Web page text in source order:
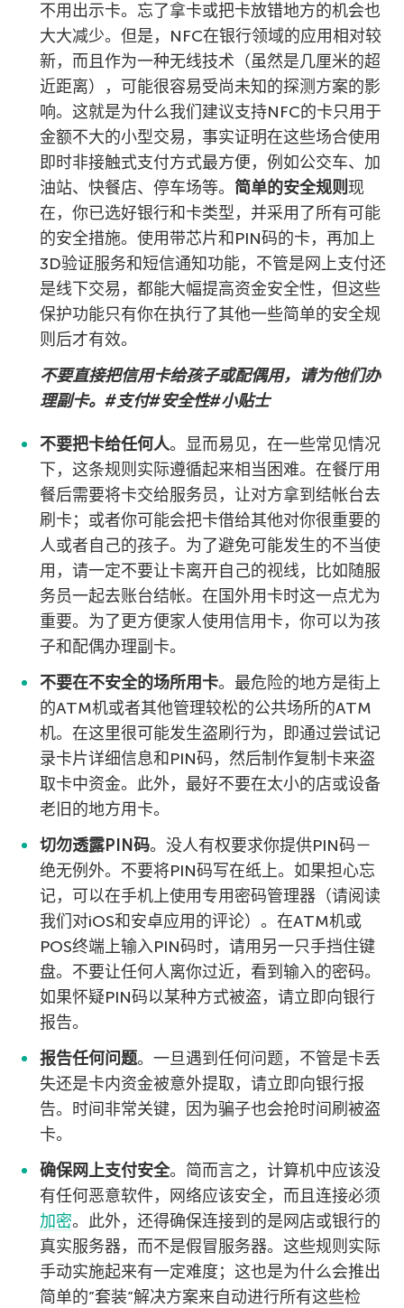
不用出示卡。忘了拿卡或把卡放错地方的机会也
大大减少。但是，NFC在银行领域的应用相对较
新，而且作为一种无线技术（虽然是几厘米的超
近距离），可能很容易受尚未知的探测方案的影
响。这就是为什么我们建议支持NFC的卡只用于
金额不大的小型交易，事实证明在这些场合使用
即时非接触式支付方式最方便，例如公交车、加
油站、快餐店、停车场等。 简单的安全规则现
在，你已选好银行和卡类型，并采用了所有可能
的安全措施。使用带芯片和PIN码的卡，再加上
3D验证服务和短信通知功能，不管是网上支付还
是线下交易，都能大幅提高资金安全性，但这些
保护功能只有你在执行了其他一些简单的安全规
则后才有效。
不要直接把信用卡给孩子或配偶用，请为他们办
理副卡。#支付#安全性#小贴士
不要把卡给任何人。显而易见，在一些常见情况
下，这条规则实际遵循起来相当困难。在餐厅用
餐后需要将卡交给服务员，让对方拿到结帐台去
刷卡；或者你可能会把卡借给其他对你很重要的
人或者自己的孩子。为了避免可能发生的不当使
用，请一定不要让卡离开自己的视线，比如随服
务员一起去账台结帐。在国外用卡时这一点尤为
重要。为了更方便家人使用信用卡，你可以为孩
子和配偶办理副卡。
不要在不安全的场所用卡。最危险的地方是街上
的ATM机或者其他管理较松的公共场所的ATM
机。在这里很可能发生盗刷行为，即通过尝试记
录卡片详细信息和PIN码，然后制作复制卡来盗
取卡中资金。此外，最好不要在太小的店或设备
老旧的地方用卡。
切勿透露PIN码。没人有权要求你提供PIN码－
绝无例外。不要将PIN码写在纸上。如果担心忘
记，可以在手机上使用专用密码管理器（请阅读
我们对iOS和安卓应用的评论）。在ATM机或
POS终端上输入PIN码时，请用另一只手挡住键
盘。不要让任何人离你过近，看到输入的密码。
如果怀疑PIN码以某种方式被盗，请立即向银行
报告。
报告任何问题。一旦遇到任何问题，不管是卡丢
失还是卡内资金被意外提取，请立即向银行报
告。时间非常关键，因为骗子也会抢时间刷被盗
卡。
确保网上支付安全。简而言之，计算机中应该没
有任何恶意软件，网络应该安全，而且连接必须
加密。此外，还得确保连接到的是网店或银行的
真实服务器，而不是假冒服务器。这些规则实际
手动实施起来有一定难度；这也是为什么会推出
简单的”套装”解决方案来自动进行所有这些检